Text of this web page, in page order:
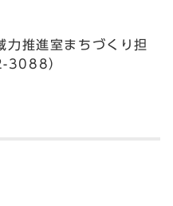
力推進室まちづくり担
3088）